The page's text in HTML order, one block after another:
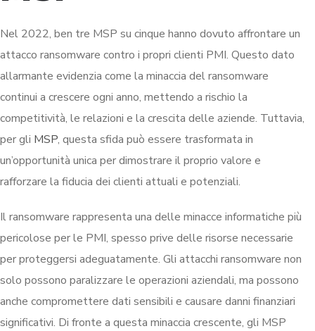
Nel 2022, ben tre MSP su cinque hanno dovuto affrontare un
attacco ransomware contro i propri clienti PMI. Questo dato
allarmante evidenzia come la minaccia del ransomware
continui a crescere ogni anno, mettendo a rischio la
competitività, le relazioni e la crescita delle aziende. Tuttavia,
per gli MSP, questa sfida può essere trasformata in
un’opportunità unica per dimostrare il proprio valore e
rafforzare la fiducia dei clienti attuali e potenziali.
Il ransomware rappresenta una delle minacce informatiche più
pericolose per le PMI, spesso prive delle risorse necessarie
per proteggersi adeguatamente. Gli attacchi ransomware non
solo possono paralizzare le operazioni aziendali, ma possono
anche compromettere dati sensibili e causare danni finanziari
significativi. Di fronte a questa minaccia crescente, gli MSP